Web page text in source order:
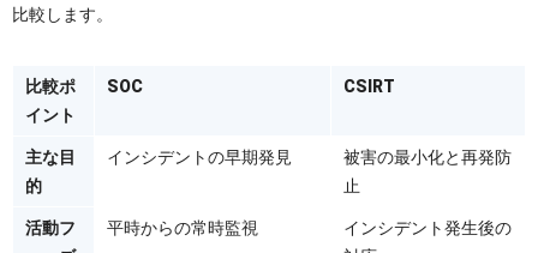
比較します。
比較ポ
イント
SOC CSIRT
主な目
的
インシデントの早期発見
被害の最小化と再発防
止
活動フ
平時からの常時監視
インシデント発生後の